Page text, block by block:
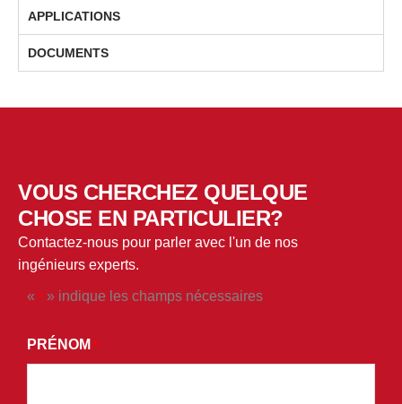
APPLICATIONS
DOCUMENTS
VOUS CHERCHEZ QUELQUE
CHOSE EN PARTICULIER?
Contactez-nous pour parler avec l'un de nos
ingénieurs experts.
« * » indique les champs nécessaires
PRÉNOM *
EN
SOUMETTANT
*